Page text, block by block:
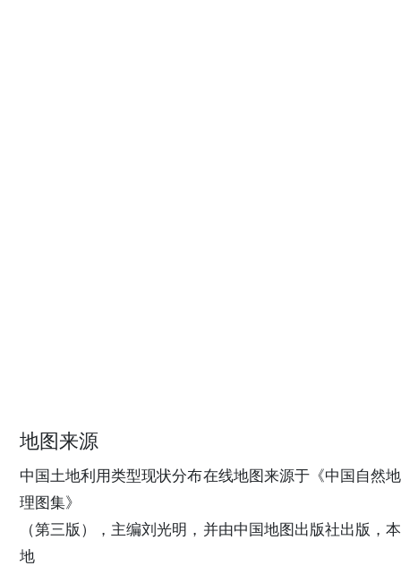
地图来源
中国土地利用类型现状分布在线地图来源于《中国自然地
理图集》
（第三版），主编刘光明，并由中国地图出版社出版，本
地